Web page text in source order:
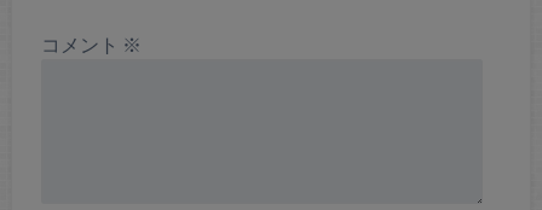
コメント ※